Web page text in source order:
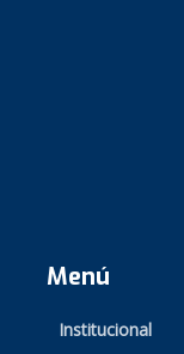
Menú
Institucional